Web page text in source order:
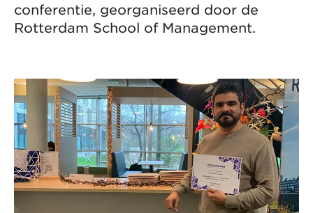
conferentie, georganiseerd door de
Rotterdam School of Management.